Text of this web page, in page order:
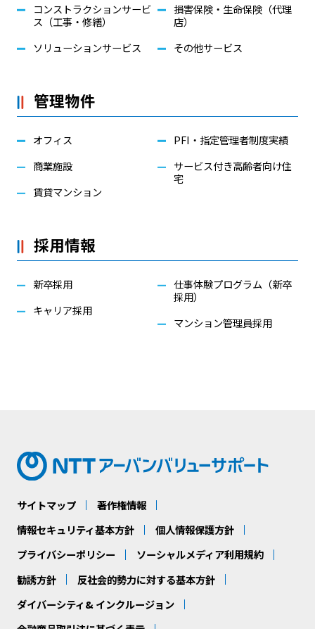
コンストラクションサービ
ス（工事・修繕）
ソリューションサービス
損害保険・生命保険（代理
店）
その他サービス
管理物件
オフィス
商業施設
賃貸マンション
PFI・指定管理者制度実績
サービス付き高齢者向け住
宅
採用情報
新卒採用
キャリア採用
仕事体験プログラム（新卒
採用）
マンション管理員採用
サイトマップ
著作権情報
情報セキュリティ基本方針
個人情報保護方針
プライバシーポリシー
ソーシャルメディア利用規約
勧誘方針
反社会的勢力に対する基本方針
ダイバーシティ& インクルージョン